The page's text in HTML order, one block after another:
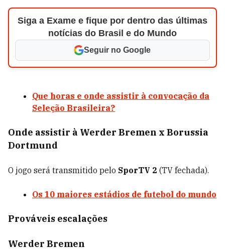
Siga a Exame e fique por dentro das últimas
notícias do Brasil e do Mundo
Seguir no Google
Que horas e onde assistir à convocação da
Seleção Brasileira?
Onde assistir à Werder Bremen x Borussia
Dortmund
O jogo será transmitido pelo SporTV 2 (TV fechada).
Os 10 maiores estádios de futebol do mundo
Prováveis escalações
Werder Bremen